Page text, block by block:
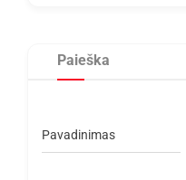
Paieška
Pavadinimas